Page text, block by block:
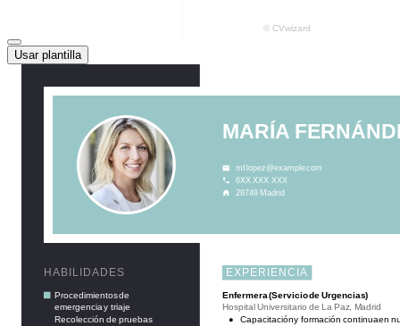
Usar plantilla